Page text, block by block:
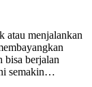
atau menjalankan
bisa berjalan
semakin…